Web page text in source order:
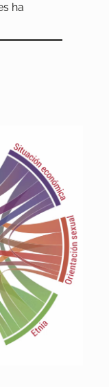
ha